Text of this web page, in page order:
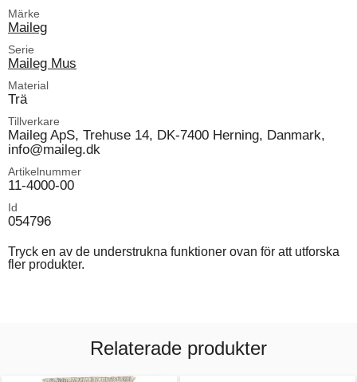
Märke
Maileg
Serie
Maileg Mus
Material
Trä
Tillverkare
Maileg ApS, Trehuse 14, DK-7400 Herning, Danmark,
info@maileg.dk
Artikelnummer
11-4000-00
Id
054796
Tryck en av de understrukna funktioner ovan för att utforska
fler produkter.
Relaterade produkter